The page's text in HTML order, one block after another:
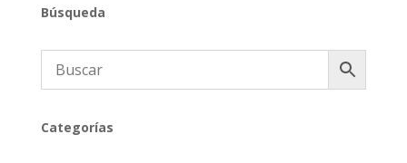
Búsqueda
Categorías